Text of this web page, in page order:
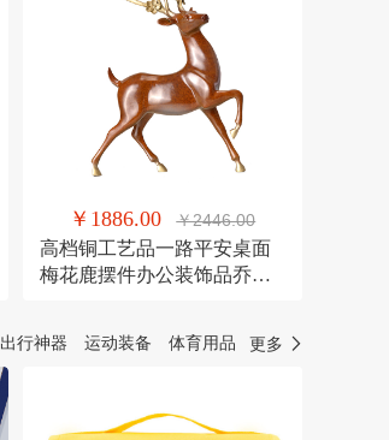
￥1886.00 ￥2446.00
高档铜工艺品一路平安桌面
梅花鹿摆件办公装饰品乔迁
出行神器 运动装备 体育用品 更多